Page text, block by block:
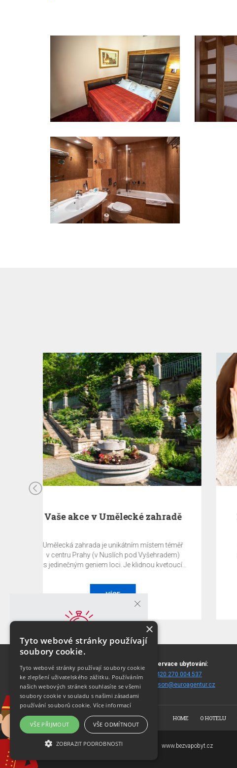
GARANCE NEJNIŽŠÍ CENY!
Nejvýhodnější cenu dostanete pouze při
rezervaci z těchto stránek!
OVĚŘIT CENU A DOSTUPNOST
Zaplaťte nyní a UŠETŘETE 10%
Celková částka za ubytování bude stažena
z platební karty v den vytvoření rezervace a je
nevratná. Pobyt bez snídaně.
OBJEDNAT
120 00 Praha 2
(mapa )
Rezervace ubytování:
+420 270 004 537
fitson@euroagentur.cz
HOME O HOTELU
Copyright © 2007-2026
www.bezvapobyt.cz
×
Tyto webové stránky používají
soubory cookie.
Tyto webové stránky používají soubory cookie
ke zlepšení uživatelského zážitku. Používáním
našich webových stránek souhlasíte se všemi
soubory cookie v souladu s našimi zásadami
používání souborů cookie. Více informací
VŠE PŘIJMOUT VŠE ODMÍTNOUT
ZOBRAZIT PODROBNOSTI
NEZBYTNĚ NUTNÉ SOUBORY